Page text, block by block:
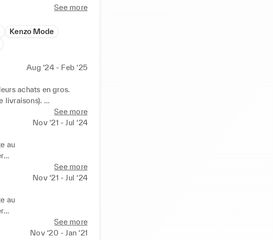
See more
Kenzo Mode
Aug ‘24 - Feb ‘25
achats en gros.
livraisons).
contribuant à leur
See more
Nov ‘21 - Jul ‘24
au
See more
Nov ‘21 - Jul ‘24
au
See more
Nov ‘20 - Jan ‘21